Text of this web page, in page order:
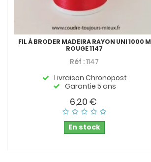
FIL À BRODER MADEIRA RAYON UNI 1000 M
ROUGE 1147
Réf :1147
Livraison Chronopost
Garantie 5 ans
6,20 €
En stock